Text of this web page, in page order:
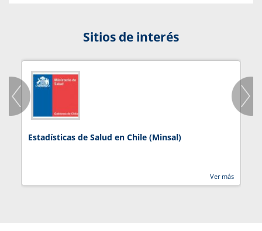
Sitios de interés
Estadísticas de Salud en Chile (Minsal)
Ver más